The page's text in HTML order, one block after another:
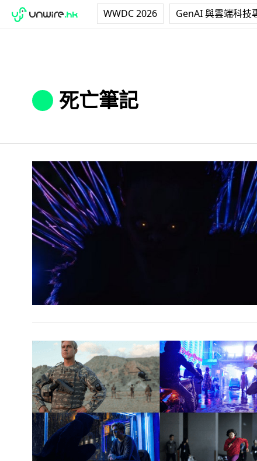
WWDC 2026 GenAI 與雲端科技
死亡筆記